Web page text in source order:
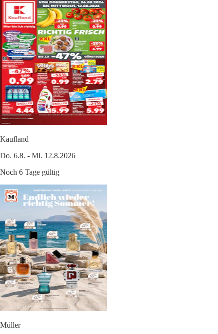
Kaufland
Do. 6.8. - Mi. 12.8.2026
Noch 6 Tage gültig
Müller